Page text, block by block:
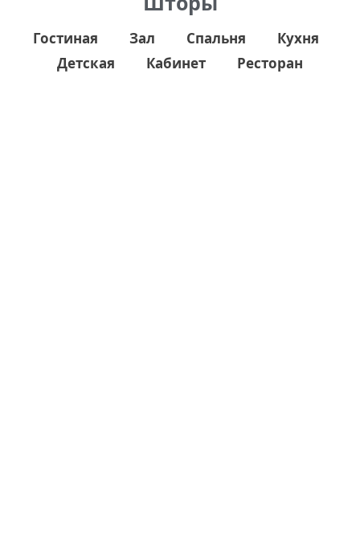
Гостиная Зал Спальня
Кухня
Детская
Кабинет Ресторан